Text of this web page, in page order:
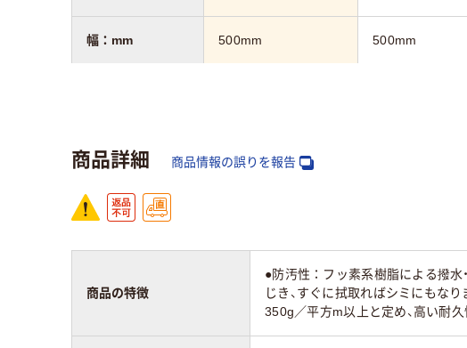
500mm 500mm
幅：mm
商品詳細 商品情報の誤りを報告
商品の特徴
●防汚性：フッ素系樹脂による撥水
じき、すぐに拭取ればシミにもな
350g／平方m以上と定め、高い耐久